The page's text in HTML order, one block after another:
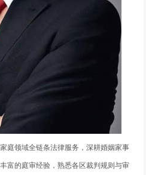
庭领域全链条法律服务，深耕婚姻家事
富的庭审经验，熟悉各区裁判规则与审